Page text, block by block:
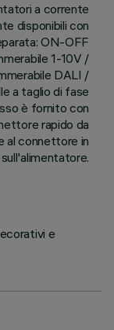
a corrente
disponibili con
ON-OFF
1-10V /
DALI /
a taglio di fase
è fornito con
rapido da
al connettore in
e